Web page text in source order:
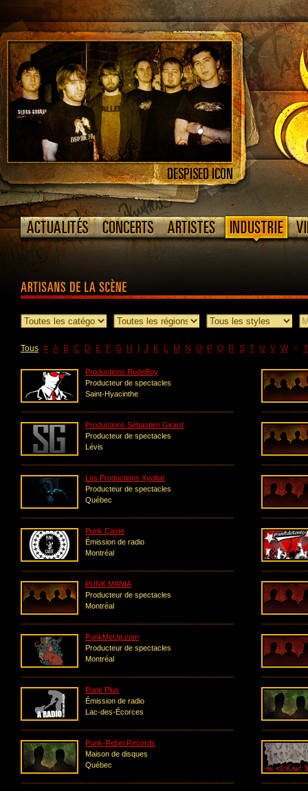
Tous # A B C D E F G H J K L M N O P Q R S T U V W X Y
Productions RudeBoy
Producteur de spectacles
Saint-Hyacinthe
Productions Sébastien Girard
Producteur de spectacles
Lévis
Les Productions Xyoltar
Producteur de spectacles
Québec
Punk Caste
Émission de radio
Montréal
PUNK MANIA
Producteur de spectacles
Montréal
PunkMeUp.com
Producteur de spectacles
Montréal
Punk Plus
Émission de radio
Lac-des-Écorces
Punk-Rebel Records
Maison de disques
Québec